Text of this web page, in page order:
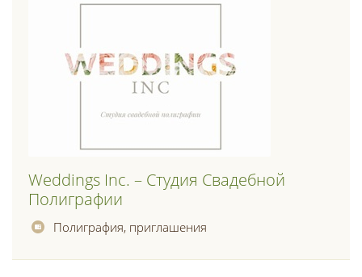
Weddings Inc. – Студия Свадебной
Полиграфии
Полиграфия, приглашения